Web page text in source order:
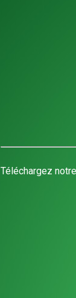
Téléchargez